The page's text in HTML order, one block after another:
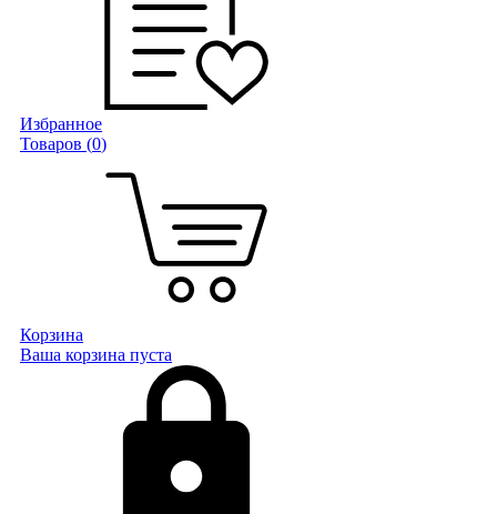
Избранное
Товаров (0)
Корзина
Ваша корзина пуста